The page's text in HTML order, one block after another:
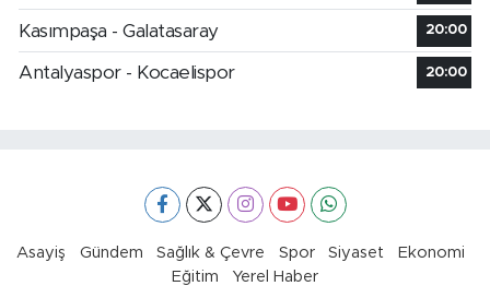
Kasımpaşa - Galatasaray 20:00
Antalyaspor - Kocaelispor 20:00
Asayiş Gündem Sağlık & Çevre Spor Siyaset
Ekonomi
Eğitim
Yerel Haber